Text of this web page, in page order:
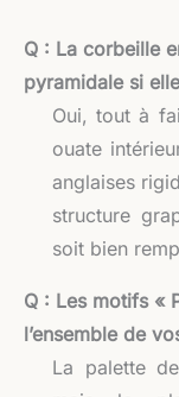
Q : La corbeille
pyramidale si
Oui, tout à
ouate
anglaises
structure
soit bien
Q : Les motifs «
l’ensemble de
La palette